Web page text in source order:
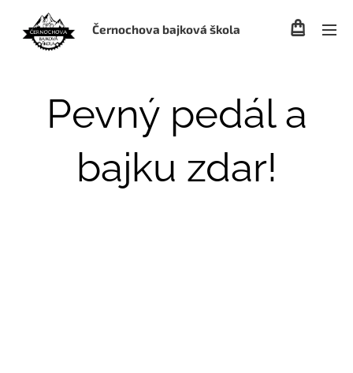
Černochova bajková škola
Pevný pedál a
bajku zdar!